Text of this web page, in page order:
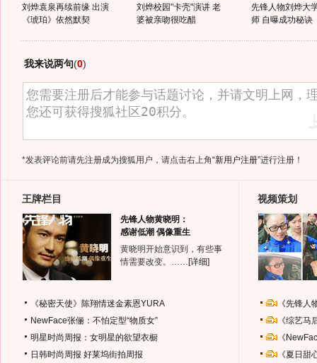
刘烨袁泉再续前缘 出演
《琥珀》依然默契
刘烨校园"卡壳"演讲 老
婆被亲吻很吃醋
先锋人物刘烨大
师 自曝成功秘诀
我来说两句(0)
*发表评论前请先注册成为搜狐用户，请点击右上角“新用户注册”进行注册！
王牌栏目
先锋人物黄晓明：
感谢低潮 偶像重生
黄晓明开始意识到，有些事
情需要改变。…… [详细]
《秘密天使》陈翔情迷金素恩YURA
NewFace张俪：不怕定型“物质女”
明星时尚周报：女明星的欲望衣橱
日韩时尚周报 好莱坞街拍周报
视频策划
《先锋
《综艺
《
《夏日